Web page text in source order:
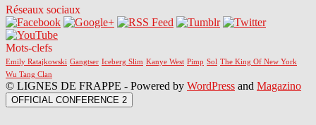
Réseaux sociaux
Mots-clefs
Emily Ratajkowski Gangtser Iceberg Slim Kanye West Pimp Sol The King Of New York
Wu Tang Clan
© LIGNES DE FRAPPE - Powered by WordPress and Magazino
OFFICIAL CONFERENCE 2